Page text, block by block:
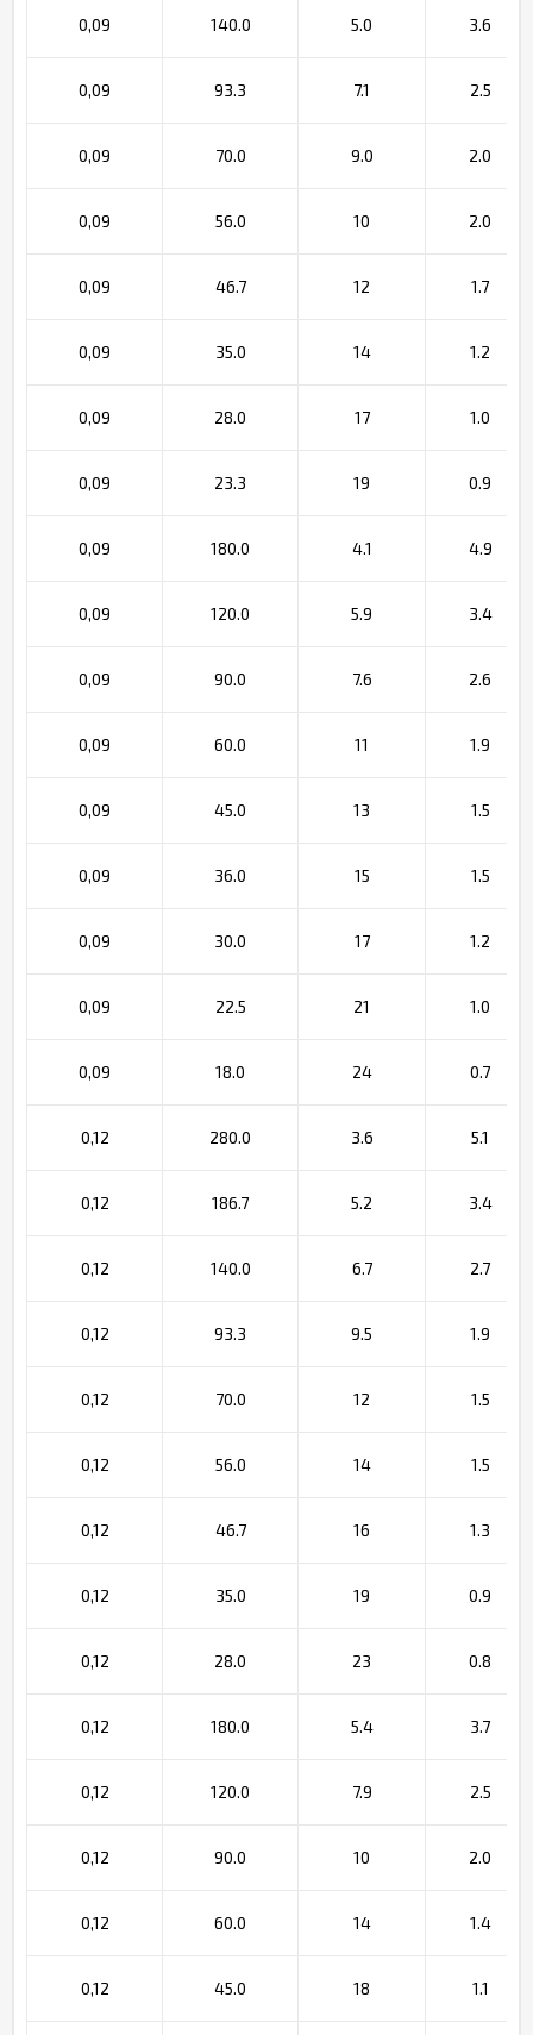
0,09 140.0 5.0 3.6
0,09 93.3 7.1 2.5
0,09 70.0 9.0 2.0
0,09 56.0 10 2.0
0,09 46.7 12 1.7
0,09 35.0 14 1.2
0,09 28.0 17 1.0
0,09 23.3 19 0.9
0,09 180.0 4.1 4.9
0,09 120.0 5.9 3.4
0,09 90.0 7.6 2.6
0,09 60.0 11 1.9
0,09 45.0 13 1.5
0,09 36.0 15 1.5
0,09 30.0 17 1.2
0,09 22.5 21 1.0
0,09 18.0 24 0.7
0,12 280.0 3.6 5.1
0,12 186.7 5.2 3.4
0,12 140.0 6.7 2.7
0,12 93.3 9.5 1.9
0,12 70.0 12 1.5
0,12 56.0 14 1.5
0,12 46.7 16 1.3
0,12 35.0 19 0.9
0,12 28.0 23 0.8
0,12 180.0 5.4 3.7
0,12 120.0 7.9 2.5
0,12 90.0 10 2.0
0,12 60.0 14 1.4
0,12 45.0 18 1.1